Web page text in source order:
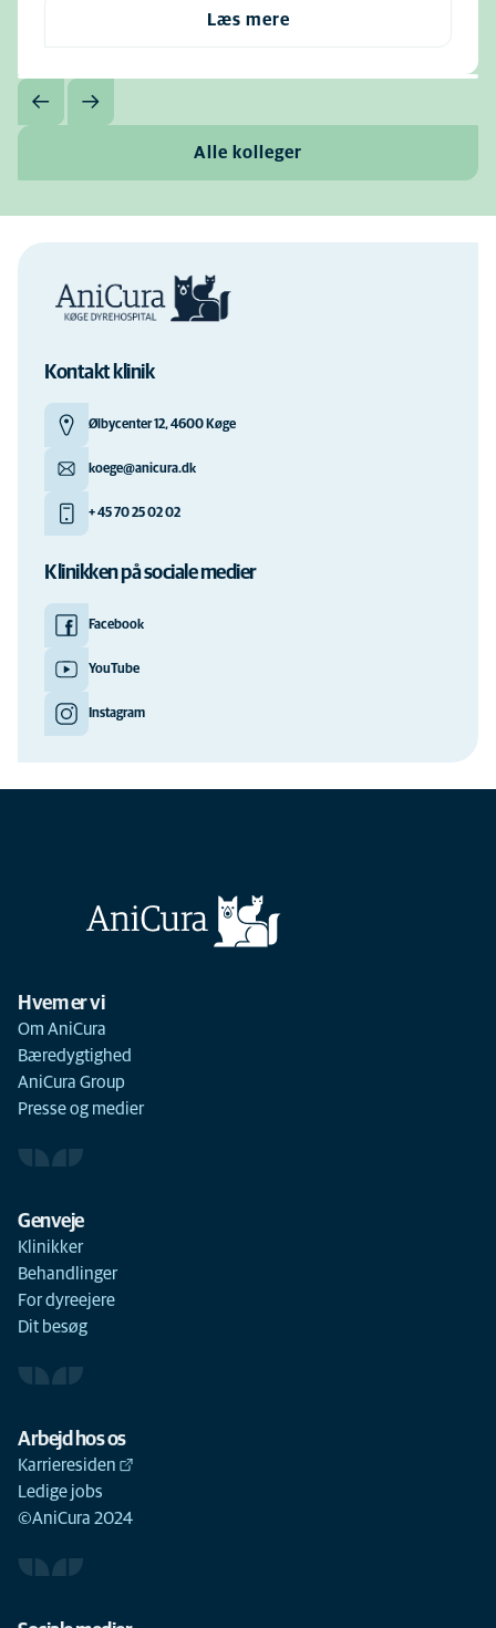
Læs mere
Alle kolleger
Kontakt klinik
Ølbycenter 12, 4600 Køge
koege@anicura.dk
+ 45 70 25 02 02
Klinikken på sociale medier
Facebook
YouTube
Instagram
Hvem er vi
Om AniCura
Bæredygtighed
AniCura Group
Presse og medier
Genveje
Klinikker
Behandlinger
For dyreejere
Dit besøg
Arbejd hos os
Karrieresiden
Ledige jobs
©AniCura 2024